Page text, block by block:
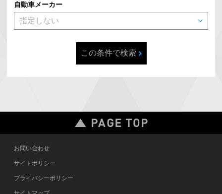
自動車メーカー
この条件で検索
お問い合わせ
サイトポリシー
プライバシーポリシー